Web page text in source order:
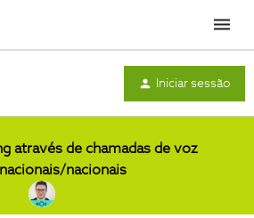
Menu
Iniciar sessão
através de chamadas de voz
nacionais